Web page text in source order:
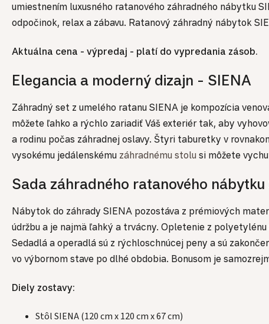
umiestnením luxusného ratanového záhradného nábytku
odpočinok, relax a zábavu. Ratanový záhradný nábytok
Aktuálna cena - výpredaj - platí do vypredania zásob.
Elegancia a moderný dizajn - SIENA
Záhradný set z umelého ratanu SIENA je kompozícia
môžete ľahko a rýchlo zariadiť Váš exteriér tak, aby
a rodinu počas záhradnej oslavy. Štyri taburetky v
vysokému jedálenskému záhradnému stolu si môžete
Sada záhradného ratanového nábytku
Nábytok do záhrady SIENA pozostáva z prémiových
údržbu a je najmä ľahký a trvácny. Opletenie z
Sedadlá a operadlá sú z rýchloschnúcej peny a sú
vo výbornom stave po dlhé obdobia. Bonusom je
Diely zostavy:
Stôl SIENA (120 cm x 120 cm x 67 cm)